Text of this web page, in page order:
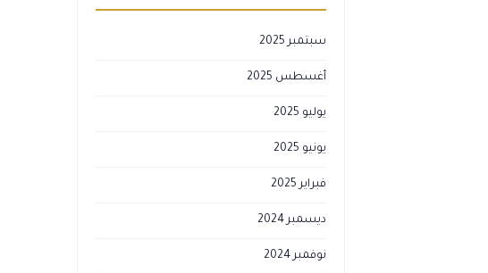
سبتمبر 2025
أغسطس 2025
يوليو 2025
يونيو 2025
فبراير 2025
ديسمبر 2024
نوفمبر 2024